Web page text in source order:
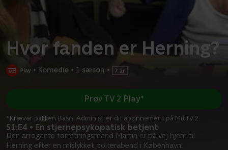
Hvor fanden er Herning?
• Komedie • 1 sæson •
S1:E4 • En stjernepsykopatisk betjent
Den arrogante forretningsmand Martin er på vej hjem til
Herning efter en mislykket polterabend i København.
Prøv TV 2 Play*
*Kræver pakken Basis. Administrer dit abonnement på Mit TV 2.